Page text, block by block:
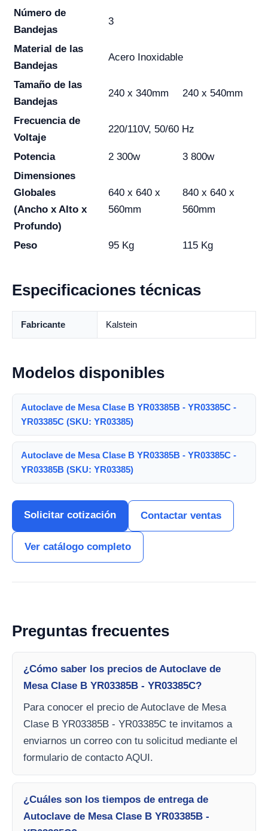
Número de
Bandejas
3
Material de las
Bandejas
Acero Inoxidable
Tamaño de las
Bandejas
240 x 340mm 240 x 540mm
Frecuencia de
Voltaje
220/110V, 50/60 Hz
Potencia 2 300w
3 800w
Dimensiones
Globales
(Ancho x Alto x
Profundo)
640 x 640 x
560mm
840 x 640 x
560mm
Peso 95 Kg 115 Kg
Especificaciones técnicas
Fabricante Kalstein
Modelos disponibles
Autoclave de Mesa Clase B YR03385B - YR03385C -
YR03385C (SKU: YR03385)
Autoclave de Mesa Clase B YR03385B - YR03385C -
YR03385B (SKU: YR03385)
Solicitar cotización Contactar ventas
Ver catálogo completo
Preguntas frecuentes
¿Cómo saber los precios de Autoclave de
Mesa Clase B YR03385B - YR03385C?
Para conocer el precio de Autoclave de Mesa
Clase B YR03385B - YR03385C te invitamos a
enviarnos un correo con tu solicitud mediante el
formulario de contacto AQUI.
¿Cuáles son los tiempos de entrega de
Autoclave de Mesa Clase B YR03385B -